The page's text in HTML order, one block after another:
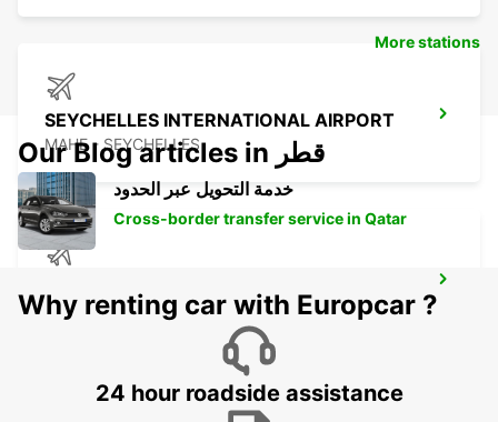
SEYCHELLES INTERNATIONAL AIRPORT
MAHE - SEYCHELLES
MAHE - SEYCHELLES
More stations
Our Blog articles in قطر
خدمة التحويل عبر الحدود
Cross-border transfer service in Qatar
Why renting car with Europcar ?
24 hour roadside assistance